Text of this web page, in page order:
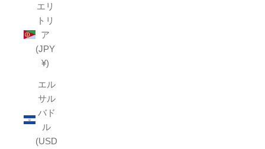
エリ
トリ
ア
(JPY
¥)
エル
サル
バド
ル
(USD